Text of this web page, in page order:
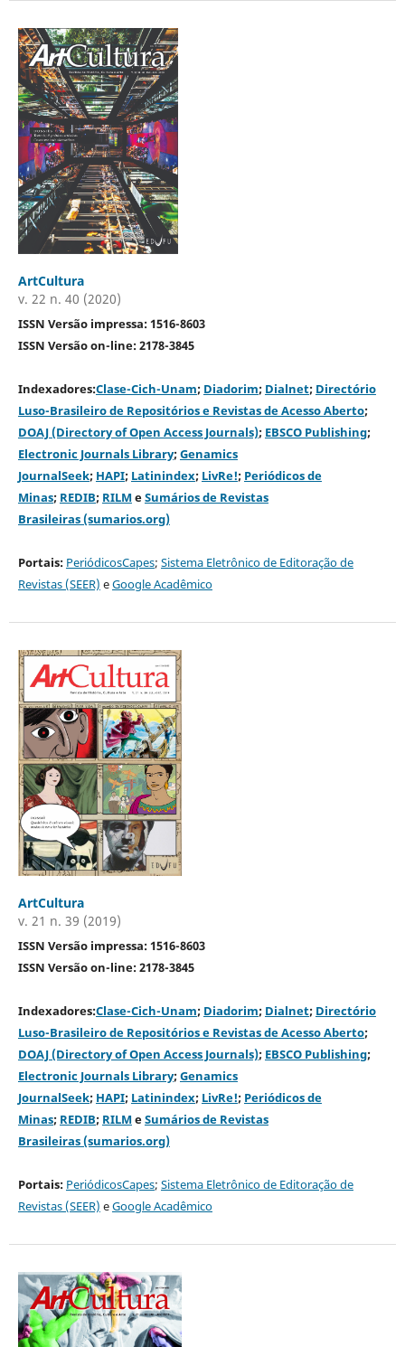
ArtCultura
v. 22 n. 40 (2020)
ISSN Versão impressa: 1516-8603
ISSN Versão on-line: 2178-3845
Indexadores:Clase-Cich-Unam; Diadorim; Dialnet; Directório
Luso-Brasileiro de Repositórios e Revistas de Acesso Aberto;
DOAJ (Directory of Open Access Journals); EBSCO Publishing;
Electronic Journals Library;Genamics
JournalSeek; HAPI; Latinindex; LivRe!; Periódicos de
Minas; REDIB; RILMeSumários de Revistas
Brasileiras (sumarios.org)
Portais: PeriódicosCapes; Sistema Eletrônico de Editoração de
Revistas (SEER) eGoogle Acadêmico
ArtCultura
v. 21 n. 39 (2019)
ISSN Versão impressa: 1516-8603
ISSN Versão on-line: 2178-3845
Indexadores:Clase-Cich-Unam; Diadorim; Dialnet; Directório
Luso-Brasileiro de Repositórios e Revistas de Acesso Aberto;
DOAJ (Directory of Open Access Journals); EBSCO Publishing;
Electronic Journals Library;Genamics
JournalSeek; HAPI; Latinindex; LivRe!; Periódicos de
Minas; REDIB; RILMeSumários de Revistas
Brasileiras (sumarios.org)
Portais: PeriódicosCapes; Sistema Eletrônico de Editoração de
Revistas (SEER) eGoogle Acadêmico